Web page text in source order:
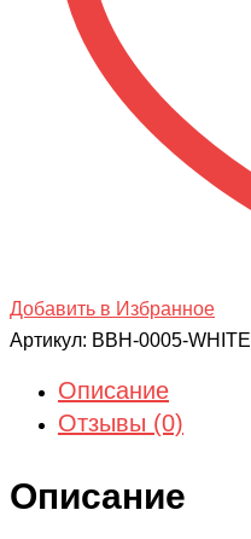
Добавить в Избранное
Артикул: BBH-0005-WHITE
Описание
Отзывы (0)
Описание